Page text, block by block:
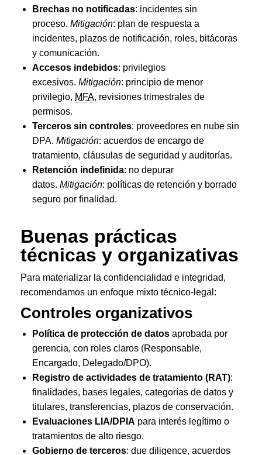
Brechas no notificadas: incidentes sin
proceso. Mitigación: plan de respuesta a
incidentes, plazos de notificación, roles, bitácoras
y comunicación.
Accesos indebidos: privilegios
excesivos. Mitigación: principio de menor
privilegio, MFA, revisiones trimestrales de
permisos.
Terceros sin controles: proveedores en nube sin
DPA. Mitigación: acuerdos de encargo de
tratamiento, cláusulas de seguridad y auditorías.
Retención indefinida: no depurar
datos. Mitigación: políticas de retención y borrado
seguro por finalidad.
Buenas prácticas
técnicas y organizativas
Para materializar la confidencialidad e integridad,
recomendamos un enfoque mixto técnico-legal:
Controles organizativos
Política de protección de datos aprobada por
gerencia, con roles claros (Responsable,
Encargado, Delegado/DPO).
Registro de actividades de tratamiento (RAT):
finalidades, bases legales, categorías de datos y
titulares, transferencias, plazos de conservación.
Evaluaciones LIA/DPIA para interés legítimo o
tratamientos de alto riesgo.
Gobierno de terceros: due diligence, acuerdos